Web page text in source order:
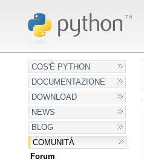
COS'È PYTHON
DOCUMENTAZIONE
DOWNLOAD
NEWS
BLOG
COMUNITÀ
Forum